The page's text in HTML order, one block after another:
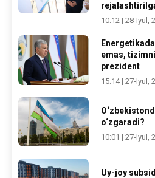
10:12 | 28-Iyul,
emas,
prezident
15:14 | 27-Iyul,
o‘zgaradi?
10:01 | 27-Iyul,
Uy-joy